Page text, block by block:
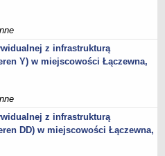
Gminy Boniewo/
pracy
z infrastrukturą
Y) w miejscowości Łączewna,
z infrastrukturą
DD) w miejscowości Łączewna,